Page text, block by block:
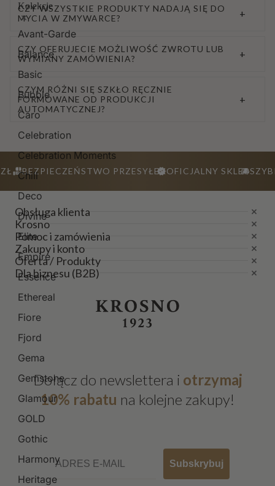
Kolekcje
Avant-Garde
Balance
Basic
Bubble
Caro
Celebration
Celebration Moments
Chill
Deco
Divine
Elite
Empire
Essence
Ethereal
Fiore
Fjord
Gema
Gemstone
Glamour
GOLD
Gothic
Harmony
Heritage
CZY WSZYSTKIE PRODUKTY NADAJĄ SIĘ DO
MYCIA W ZMYWARCE?
+
CZY OFERUJECIE MOŻLIWOŚĆ ZWROTU LUB
WYMIANY ZAMÓWIENIA?
+
CZYM RÓŻNI SIĘ SZKŁO RĘCZNIE
FORMOWANE OD PRODUKCJI
AUTOMATYCZNEJ?
+
BEZPIECZEŃSTWO PRZESYŁEKOFICJALNY SKLEP
Obsługa klienta
Krosno
Pomoc i zamówienia
Zakupy i konto
Oferta / Produkty
Dla biznesu (B2B)
Dołącz do newslettera i otrzymaj
10% rabatu na kolejne zakupy!
Subskrybuj